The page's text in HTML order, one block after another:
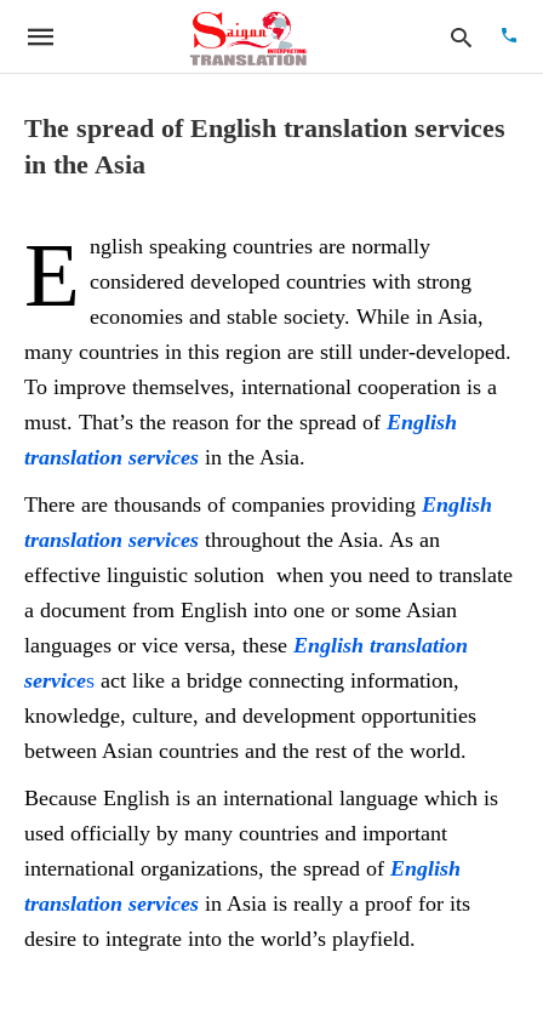
The spread of English translation services
in the Asia
E nglish speaking countries are normally
considered developed countries with strong
economies and stable society. While in Asia,
many countries in this region are still under-developed.
To improve themselves, international cooperation is a
must. That’s the reason for the spread of English
translation services in the Asia.
There are thousands of companies providing English
translation services throughout the Asia. As an
effective linguistic solution when you need to translate
a document from English into one or some Asian
languages or vice versa, these English translation
services act like a bridge connecting information,
knowledge, culture, and development opportunities
between Asian countries and the rest of the world.
Because English is an international language which is
used officially by many countries and important
international organizations, the spread of English
translation services in Asia is really a proof for its
desire to integrate into the world’s playfield.